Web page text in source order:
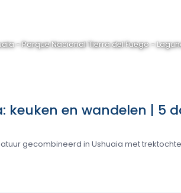
- Parque Nacional Tierra del Fuego -
keuken en wandelen | 5
gecombineerd in Ushuaia met